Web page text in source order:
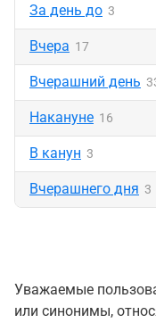
За день до 3
Вчера 17
Вчерашний день
Накануне 16
В канун 3
Вчерашнего дня 3
Уважаемые
или синонимы,